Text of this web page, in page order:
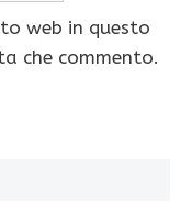
web in questo
che commento.